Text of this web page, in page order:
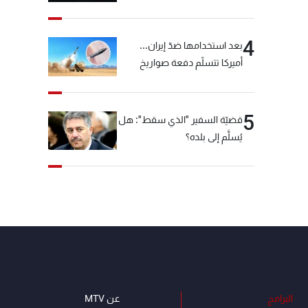
4بعد استخدامها ضدّ إيران...
أميركا تتسلّم دفعة صواريخ
5قضيّة السفير "الذي سقط": هل
يُسلَّم إلى بلده؟
البرامج عن MTV